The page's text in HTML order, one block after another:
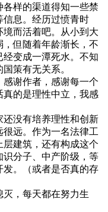
样的渠道得知一些禁
信息。经历过愤青时
而活着吧。从小到大
但随着年龄渐长，不
变成一潭死水。不知
策有无关系。
谢作者，感谢每一个
的是理性中立，我感
没有培养理性和创新
远。作为一名法律工
建筑，还有构成这个
识分子、中产阶级，等
。（或者是否真的存
，每天都在努力生